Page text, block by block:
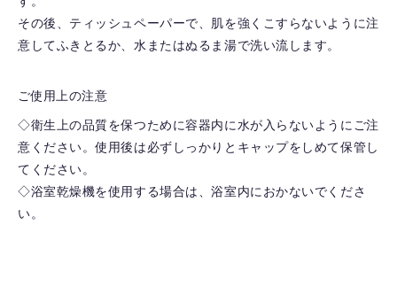
その後、ティッシュペーパーで、肌を強くこすらないように注
意してふきとるか、水またはぬるま湯で洗い流します。
ご使用上の注意
◇衛生上の品質を保つために容器内に水が入らないようにご注
意ください。使用後は必ずしっかりとキャップをしめて保管し
てください。
◇浴室乾燥機を使用する場合は、浴室内におかないでくださ
い。